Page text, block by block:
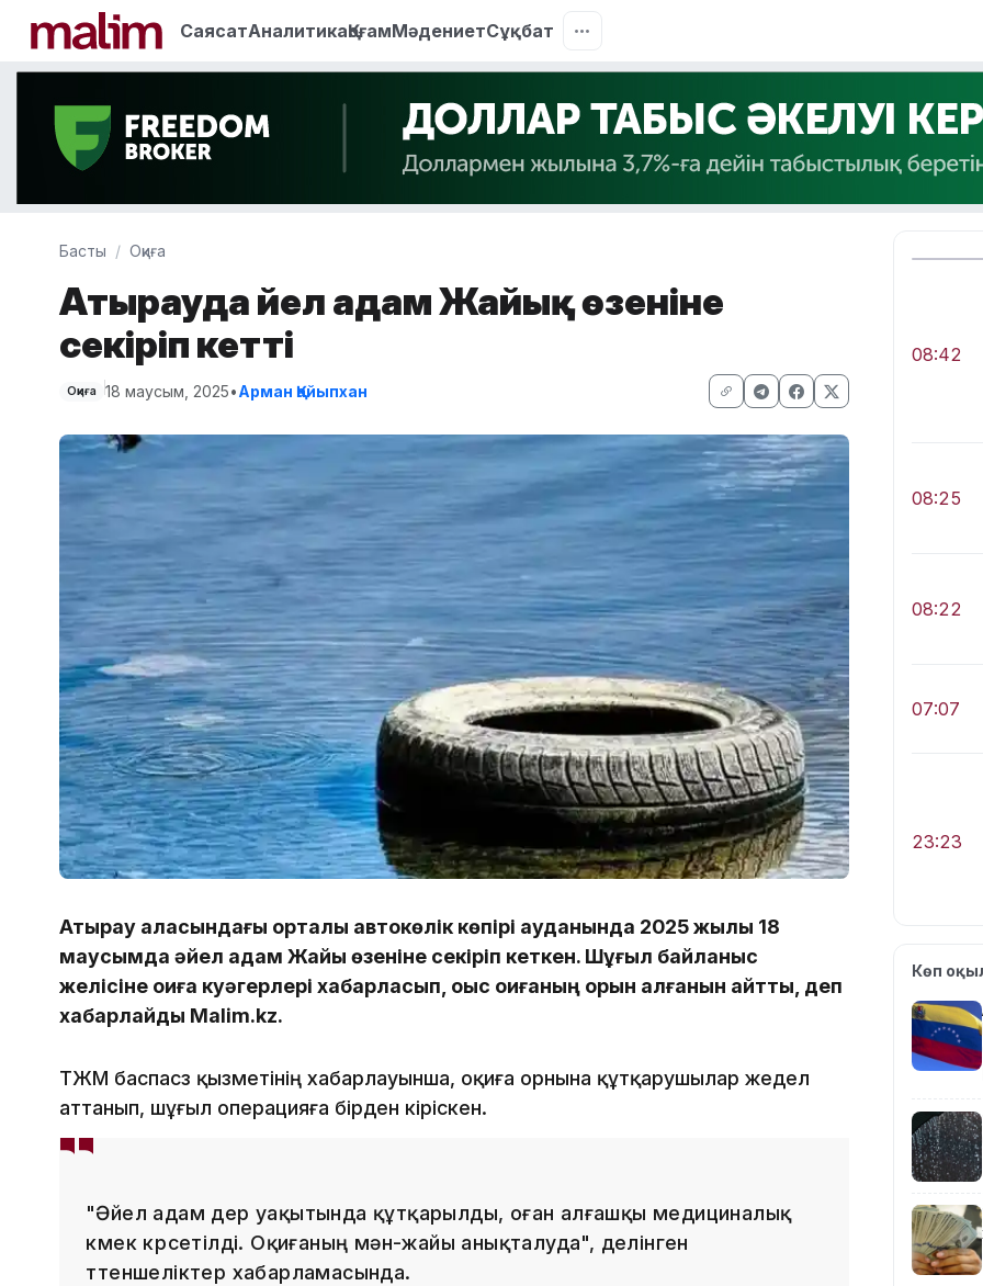
СаясатАналитикаҚоғамМәдениетСұқбат
Басты Оқиға
Атырауда әйел адам Жайық өзеніне
секіріп кетті
Оқиға 18 маусым, 2025•Арман Қайыпхан
Атырау қаласындағы орталық автокөлік көпірі ауданында 2025 жылы 18
маусымда әйел адам Жайық өзеніне секіріп кеткен. Шұғыл байланыс
желісіне оқиға куәгерлері хабарласып, оқыс оқиғаның орын алғанын айтты, деп
хабарлайды Malim.kz.
ТЖМ баспасөз қызметінің хабарлауынша, оқиға орнына құтқарушылар жедел
аттанып, шұғыл операцияға бірден кіріскен.
"Әйел адам дер уақытында құтқарылды, оған алғашқы медициналық
көмек көрсетілді. Оқиғаның мән-жайы анықталуда", делінген
төтеншеліктер хабарламасында.
08:42
08:25
08:22
07:07
23:23
22:45
21:46
Көп